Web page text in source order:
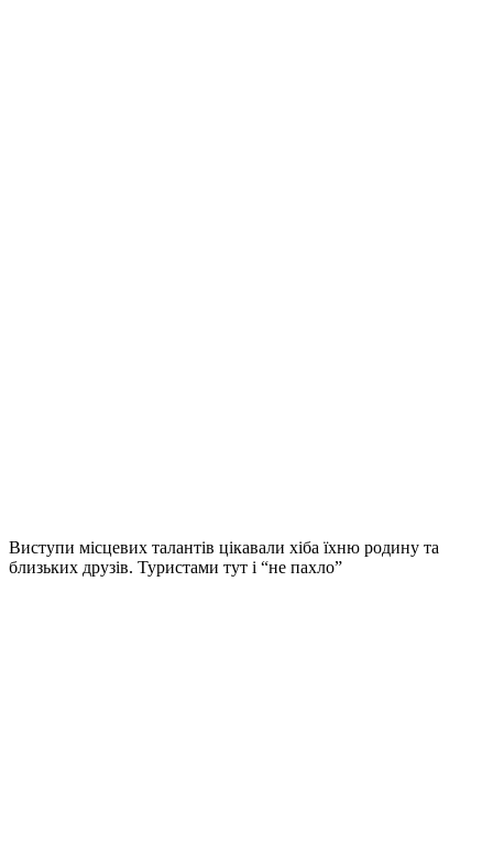
Виступи місцевих талантів цікавали хіба їхню родину та
близьких друзів. Туристами тут і “не пахло”